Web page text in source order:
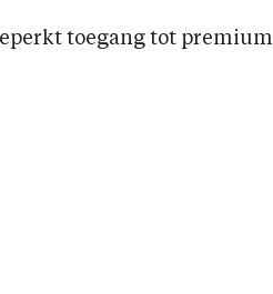
toegang tot premium